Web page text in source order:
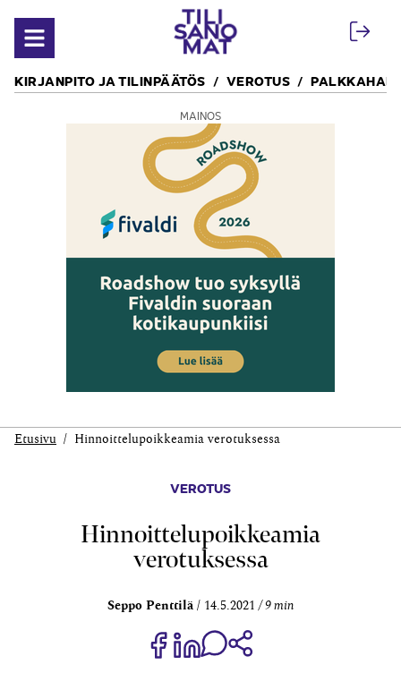
Avaa valikko
KIRJANPITO JA TILINPÄÄTÖS VEROTUS
MAINOS
Etusivu Hinnoittelu­poikkeamia verotuksessa
VEROTUS
Hinnoittelu­poikkeamia
verotuksessa
Seppo Penttilä 14.5.2021 9 min
Jaa Share on Facebook
Jaa Share on LinkedIn
Jaa WhatsApp-viestinä